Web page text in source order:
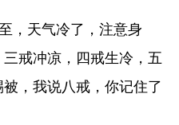
，天气冷了，注意身
戒冲凉，四戒生冷，五
，我说八戒，你记住了